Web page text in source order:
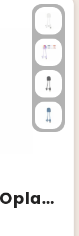
Xoopar ICE-B Multi Oplaadkabel